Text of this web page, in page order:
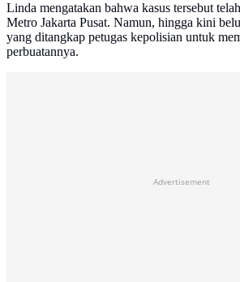
Linda mengatakan bahwa kasus tersebut
Metro Jakarta Pusat. Namun, hingga kini
yang ditangkap petugas kepolisian untuk
perbuatannya.
Advertisement